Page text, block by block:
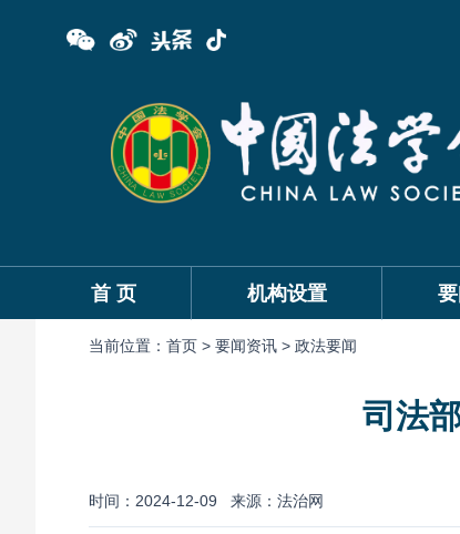
首 页 机构设置
当前位置： 首页 > 要闻资讯 > 政法要闻
司法
时间：2024-12-09 来源：法治网